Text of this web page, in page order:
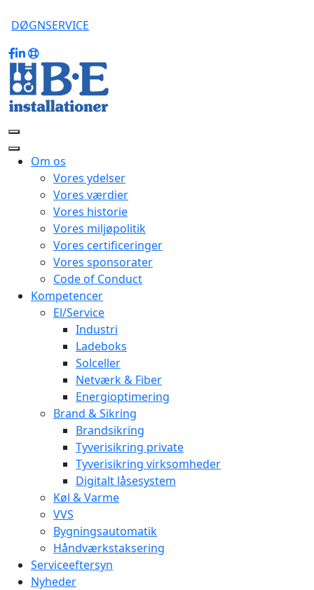
DØGNSERVICE
Om os
Vores ydelser
Vores værdier
Vores historie
Vores miljøpolitik
Vores certificeringer
Vores sponsorater
Code of Conduct
Kompetencer
El/Service
Industri
Ladeboks
Solceller
Netværk & Fiber
Energioptimering
Brand & Sikring
Brandsikring
Tyverisikring private
Tyverisikring virksomheder
Digitalt låsesystem
Køl & Varme
VVS
Bygningsautomatik
Håndværkstaksering
Serviceeftersyn
Nyheder